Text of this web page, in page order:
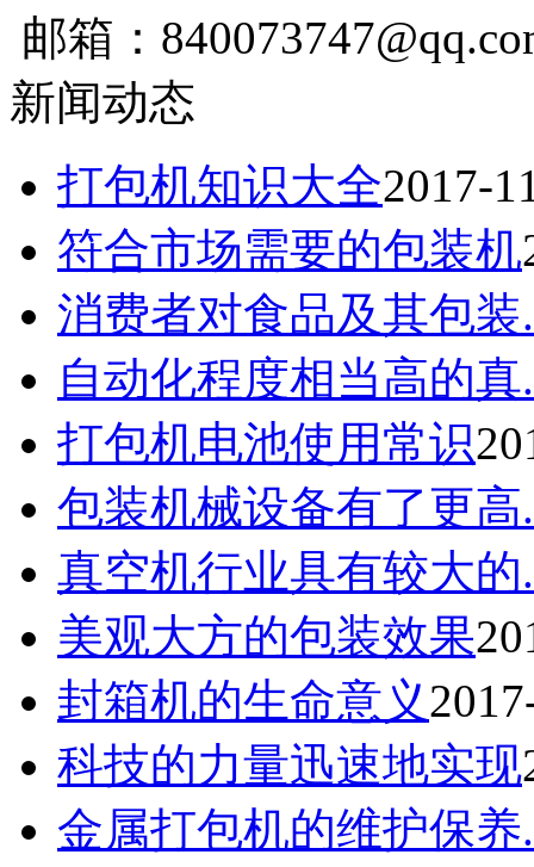
邮箱：
新闻动态
打包机知识大全2017-
符合市场需要的包装机
消费者对食品及其包装
自动化程度相当高的真
打包机电池使用常识
包装机械设备有了更高
真空机行业具有较大的
美观大方的包装效果
封箱机的生命意义
科技的力量迅速地实现
金属打包机的维护保养